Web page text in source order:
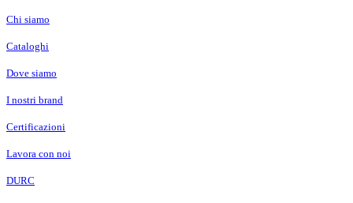
Chi siamo
Cataloghi
Dove siamo
I nostri brand
Certificazioni
Lavora con noi
DURC